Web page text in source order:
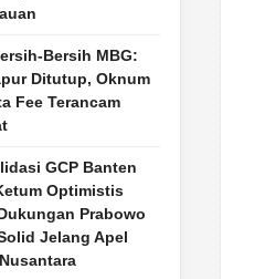
Bersih MBG:
Ditutup, Oknum
Fee Terancam
GCP Banten
Optimistis
Prabowo
Jelang Apel